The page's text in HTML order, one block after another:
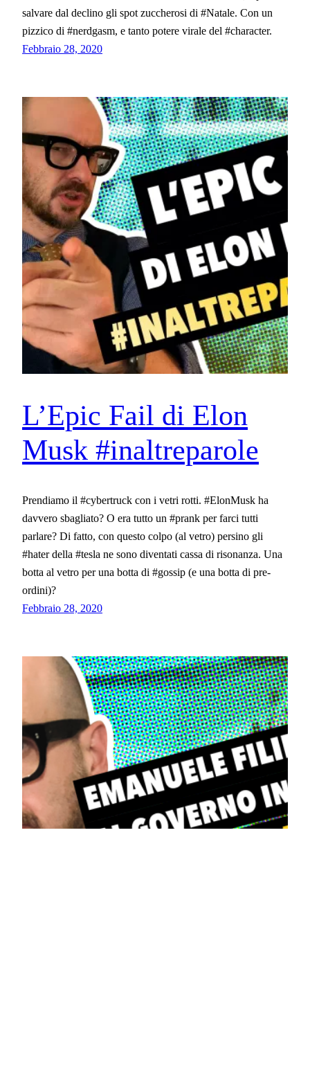
salvare dal declino gli spot zuccherosi di #Natale. Con un
pizzico di #nerdgasm, e tanto potere virale del #character.
Febbraio 28, 2020
L’Epic Fail di Elon
Musk #inaltreparole
Prendiamo il #cybertruck con i vetri rotti. #ElonMusk ha
davvero sbagliato? O era tutto un #prank per farci tutti
parlare? Di fatto, con questo colpo (al vetro) persino gli
#hater della #tesla ne sono diventati cassa di risonanza. Una
botta al vetro per una botta di #gossip (e una botta di pre-
ordini)?
Febbraio 28, 2020